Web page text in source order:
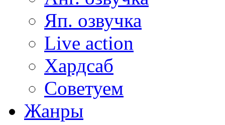
Яп. озвучка
Live action
Хардсаб
Советуем
Жанры